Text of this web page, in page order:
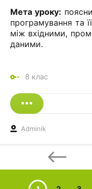
Мета уроку:
програмування та
між вхідними,
даними.
8 клас
Adminik